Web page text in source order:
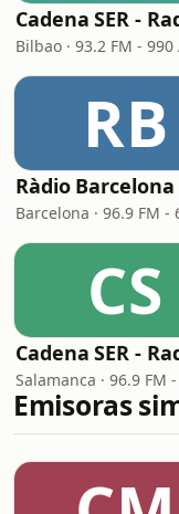
Bilbao · 93.2 FM - 990
RB
Ràdio Barcelona
Barcelona · 96.9 FM -
CS
Emisoras